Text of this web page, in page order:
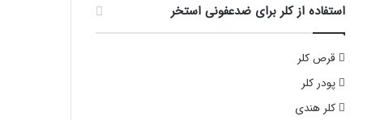
استفاده از کلر برای ضدعفونی استخر
قرص کلر
پودر کلر
کلر هندی